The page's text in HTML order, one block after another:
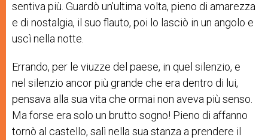
sentiva più. Guardò un’ultima volta, pieno di amarezza
e di nostalgia, il suo flauto, poi lo lasciò in un angolo e
uscì nella notte.
Errando, per le viuzze del paese, in quel silenzio, e
nel silenzio ancor più grande che era dentro di lui,
pensava alla sua vita che ormai non aveva più senso.
Ma forse era solo un brutto sogno! Pieno di affanno
tornò al castello, salì nella sua stanza a prendere il